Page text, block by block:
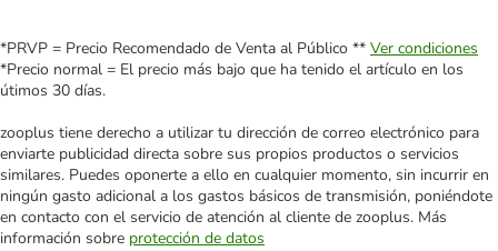
*PRVP = Precio Recomendado de Venta al Público ** Ver condiciones
*Precio normal = El precio más bajo que ha tenido el artículo en los
útimos 30 días.
zooplus tiene derecho a utilizar tu dirección de correo electrónico para
enviarte publicidad directa sobre sus propios productos o servicios
similares. Puedes oponerte a ello en cualquier momento, sin incurrir en
ningún gasto adicional a los gastos básicos de transmisión, poniéndote
en contacto con el servicio de atención al cliente de zooplus. Más
información sobre protección de datos